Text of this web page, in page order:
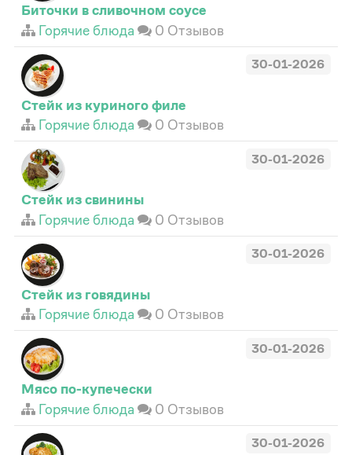
Биточки в сливочном соусе
Горячие блюда
0 Отзывов
30-01-2026
Стейк из куриного филе
Горячие блюда
0 Отзывов
30-01-2026
Стейк из свинины
Горячие блюда
0 Отзывов
30-01-2026
Стейк из говядины
Горячие блюда
0 Отзывов
30-01-2026
Мясо по-купечески
Горячие блюда
0 Отзывов
30-01-2026